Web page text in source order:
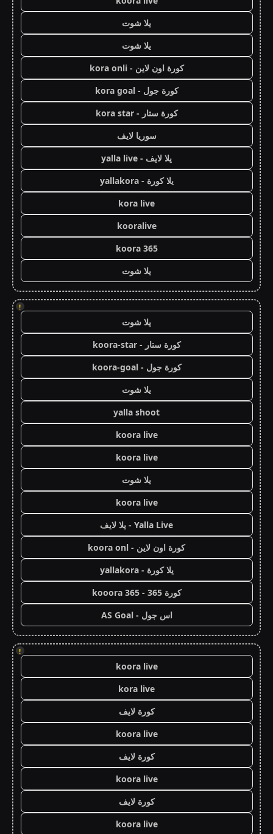
يلا شوت
يلا شوت
كورة اون لاين - kora onli
كورة جول - kora goal
كورة ستار - kora star
سوريا لايف
يلا لايف - yalla live
يلا كورة - yallakora
kora live
kooralive
koora 365
يلا شوت
!
يلا شوت
كورة ستار - koora-star
كورة جول - koora-goal
يلا شوت
yalla shoot
koora live
koora live
يلا شوت
koora live
Yalla Live - يلا لايف
كورة اون لاين - koora onl
يلا كورة - yallakora
كورة 365 - kooora 365
اس جول - AS Goal
!
koora live
kora live
كورة لايف
koora live
كورة لايف
koora live
كورة لايف
koora live